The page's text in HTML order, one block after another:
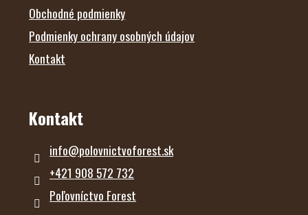
Obchodné podmienky
Podmienky ochrany osobných údajov
Kontakt
Kontakt
info@polovnictvoforest.sk
+421 908 572 732
Poľovníctvo Forest